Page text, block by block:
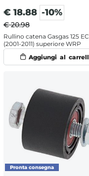
€ 18.88 -10%
€ 20.98
Rullino catena Gasgas 125 EC
(2001-2011) superiore WRP